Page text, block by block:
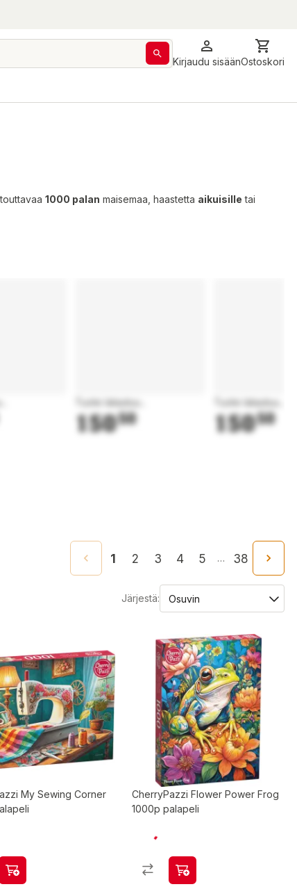
Kirjaudu sisäänOstoskori
1000 palan maisemaa, haastetta aikuisille tai
Tuote latautuu...
15050
Tuote latautuu...
15050
1 2 3 4 5 … 38
Järjestä:
My Sewing Corner
CherryPazzi Flower Power Frog
1000p palapeli